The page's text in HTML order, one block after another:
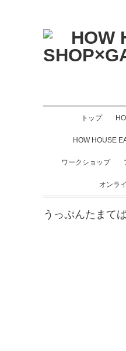
トップ
HOW HOUSE
ワークショップ
オンラ
うっぷんたまて